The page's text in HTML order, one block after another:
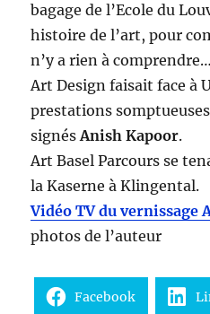
bagage de l’Ecole du
histoire de l’art, pour
n’y a rien à comprendre…
Art Design faisait face à
prestations
signésAnish Kapoor.
Art Basel Parcours se
la Kaserne à Klingental.
Vidéo TV du vernissage
photos de l’auteur
Facebook